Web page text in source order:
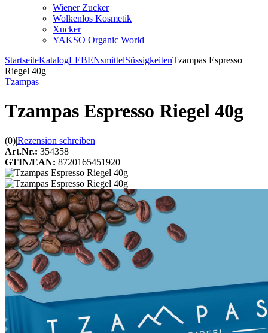
Wiener Zucker
Wolkenlos Kosmetik
Xucker
YAKSO Organic World
StartseiteKatalogLEBENsmittelSüssigkeitenTzampas Espresso
Riegel 40g
Tzampas
Tzampas Espresso Riegel 40g
(0)|Rezension schreiben
Art.Nr.: 354358
GTIN/EAN: 8720165451920